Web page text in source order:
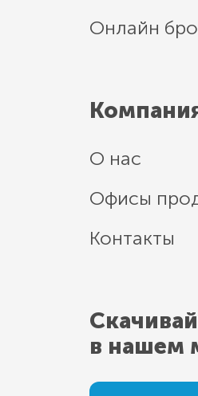
Онлайн
О нас
Офисы
Контакты
в нашем